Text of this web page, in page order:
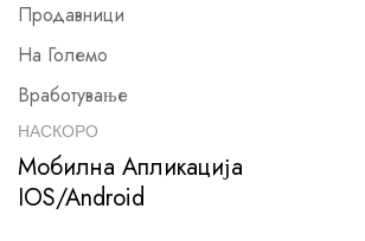
Продавници
На Големо
Вработување
НАСКОРО
Мобилна Апликација
IOS/Android